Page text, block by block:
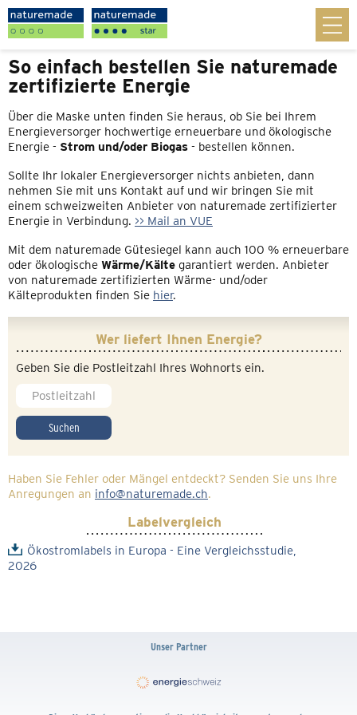
So einfach bestellen Sie naturemade
zertifizierte Energie
Über die Maske unten finden Sie heraus, ob Sie bei Ihrem
Energieversorger hochwertige erneuerbare und ökologische
Energie - Strom und/oder Biogas - bestellen können.
Sollte Ihr lokaler Energieversorger nichts anbieten, dann
nehmen Sie mit uns Kontakt auf und wir bringen Sie mit
einem schweizweiten Anbieter von naturemade zertifizierter
Energie in Verbindung. >> Mail an VUE
Mit dem naturemade Gütesiegel kann auch 100 % erneuerbare
oder ökologische Wärme/Kälte garantiert werden. Anbieter
von naturemade zertifizierten Wärme- und/oder
Kälteprodukten finden Sie hier.
Wer liefert Ihnen Energie?
Geben Sie die Postleitzahl Ihres Wohnorts ein.
Suchen
Haben Sie Fehler oder Mängel entdeckt? Senden Sie uns Ihre
Anregungen an info@naturemade.ch.
Labelvergleich
Ökostromlabels in Europa - Eine Vergleichsstudie,
2026
Unser Partner